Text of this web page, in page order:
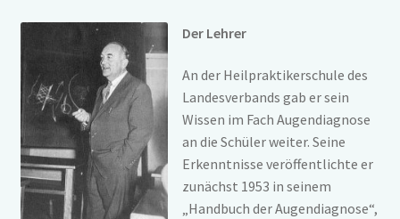
Der Lehrer
An der Heilpraktikerschule des
Landesverbands gab er sein
Wissen im Fach Augendiagnose
an die Schüler weiter. Seine
Erkenntnisse veröffentlichte er
zunächst 1953 in seinem
„Handbuch der Augendiagnose“,